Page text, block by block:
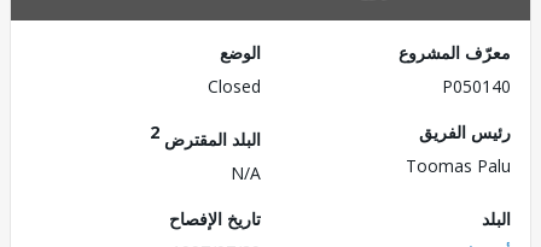
المشروع
الفريق
Toomas
البلد المقترض
تاريخ الإفصاح